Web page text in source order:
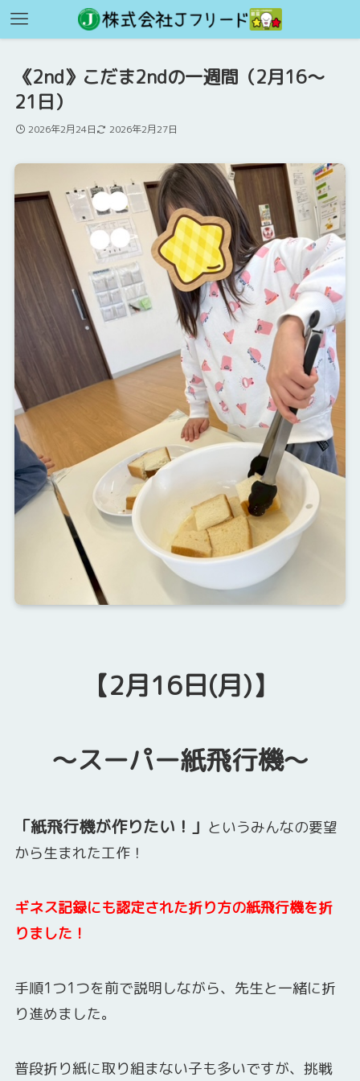
《2nd》こだま2ndの一週間（2月16～
21日）
2026年2月24日 2026年2月27日
【2月16日(月)】
～スーパー紙飛行機～
「紙飛行機が作りたい！」 というみんなの要望
から生まれた工作！
ギネス記録にも認定された折り方の紙飛行機を折
りました！
手順1つ1つを前で説明しながら、先生と一緒に折
り進めました。
普段折り紙に取り組まない子も多いですが、挑戦